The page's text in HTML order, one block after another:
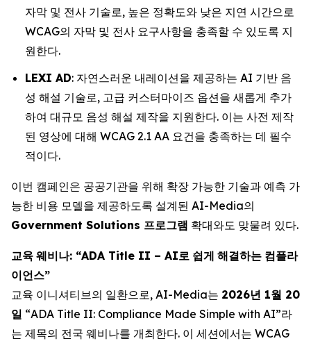
자막 및 전사 기술로, 높은 정확도와 낮은 지연 시간으로
WCAG의 자막 및 전사 요구사항을 충족할 수 있도록 지
원한다.
LEXI AD: 자연스러운 내레이션을 제공하는 AI 기반 음
성 해설 기술로, 고급 커스터마이즈 옵션을 새롭게 추가
하여 대규모 음성 해설 제작을 지원한다. 이는 사전 제작
된 영상에 대해 WCAG 2.1 AA 요건을 충족하는 데 필수
적이다.
이번 캠페인은 공공기관을 위해 확장 가능한 기술과 예측 가
능한 비용 모델을 제공하도록 설계된 AI-Media의
Government Solutions 프로그램 확대와도 맞물려 있다.
교육 웨비나: “ADA Title II – AI로 쉽게 해결하는 컴플라
이언스”
교육 이니셔티브의 일환으로, AI-Media는 2026년 1월 20
일 “ADA Title II: Compliance Made Simple with AI”라
는 제목의 전국 웨비나를 개최한다. 이 세션에서는 WCAG